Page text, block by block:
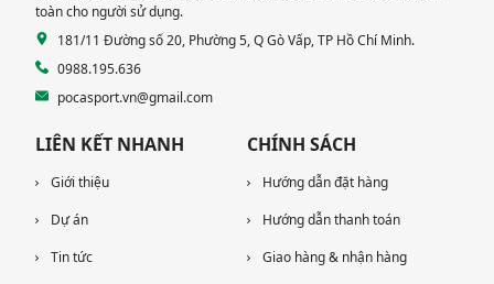
toàn cho người sử dụng.
181/11 Đường số 20, Phường 5, Q Gò Vấp, TP Hồ Chí Minh.
0988.195.636
pocasport.vn@gmail.com
LIÊN KẾT NHANH
Giới thiệu
Dự án
Tin tức
CHÍNH SÁCH
Hướng dẫn đặt hàng
Hướng dẫn thanh toán
Giao hàng & nhận hàng